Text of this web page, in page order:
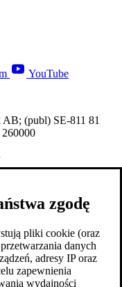
YouTube
(publ) SE-811 81
zgodę
pliki cookie (oraz
danych
adresy IP oraz
zapewnienia
wydajności